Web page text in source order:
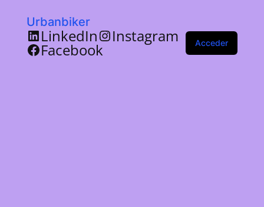
Urbanbiker
LinkedIn Instagram
Facebook Acceder